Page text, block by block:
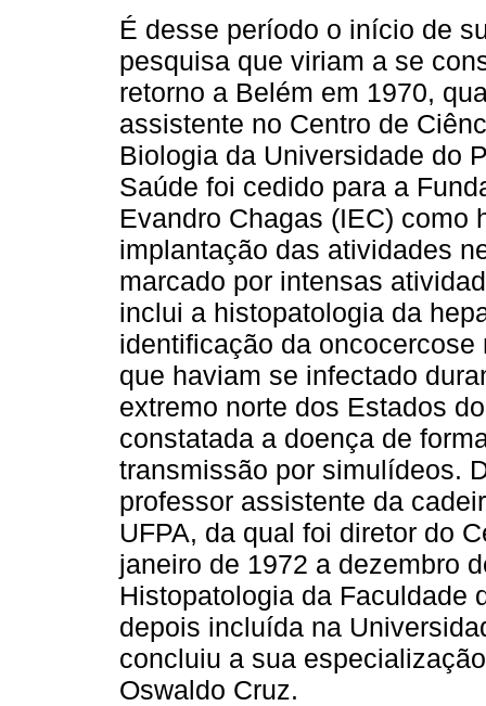
É desse período o início de
pesquisa que viriam a se
retorno a Belém em 1970,
assistente no Centro de
Biologia da Universidade do
Saúde foi cedido para a
Evandro Chagas (IEC) como
implantação das atividades
marcado por intensas
inclui a histopatologia da
identificação da
que haviam se infectado
extremo norte dos Estados
constatada a doença de
transmissão por simulídeos.
professor assistente da
UFPA, da qual foi diretor do
janeiro de 1972 a dezembro
Histopatologia da Faculdade
depois incluída na
concluiu a sua
Oswaldo Cruz.